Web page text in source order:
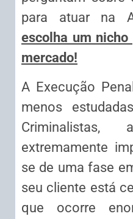
para atuar na
escolha um
mercado!
A Execução
menos
extremamente
se de uma fase
seu cliente está
que ocorre